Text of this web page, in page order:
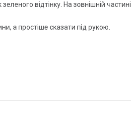
відтінку. На зовнішній частині
а простіше сказати під рукою.